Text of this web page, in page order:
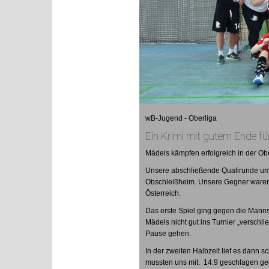
wB-Jugend - Oberliga
Ein Krimi mit gutem Ende
Mädels kämpfen erfolgreich in der
Unsere abschließende Qualirunde
Obschleißheim. Unsere Gegner
Österreich.
Das erste Spiel ging gegen die
Mädels nicht gut ins Turnier
Pause gehen.
In der zweiten Halbzeit lief es dann
mussten uns mit. 14:9 geschlagen